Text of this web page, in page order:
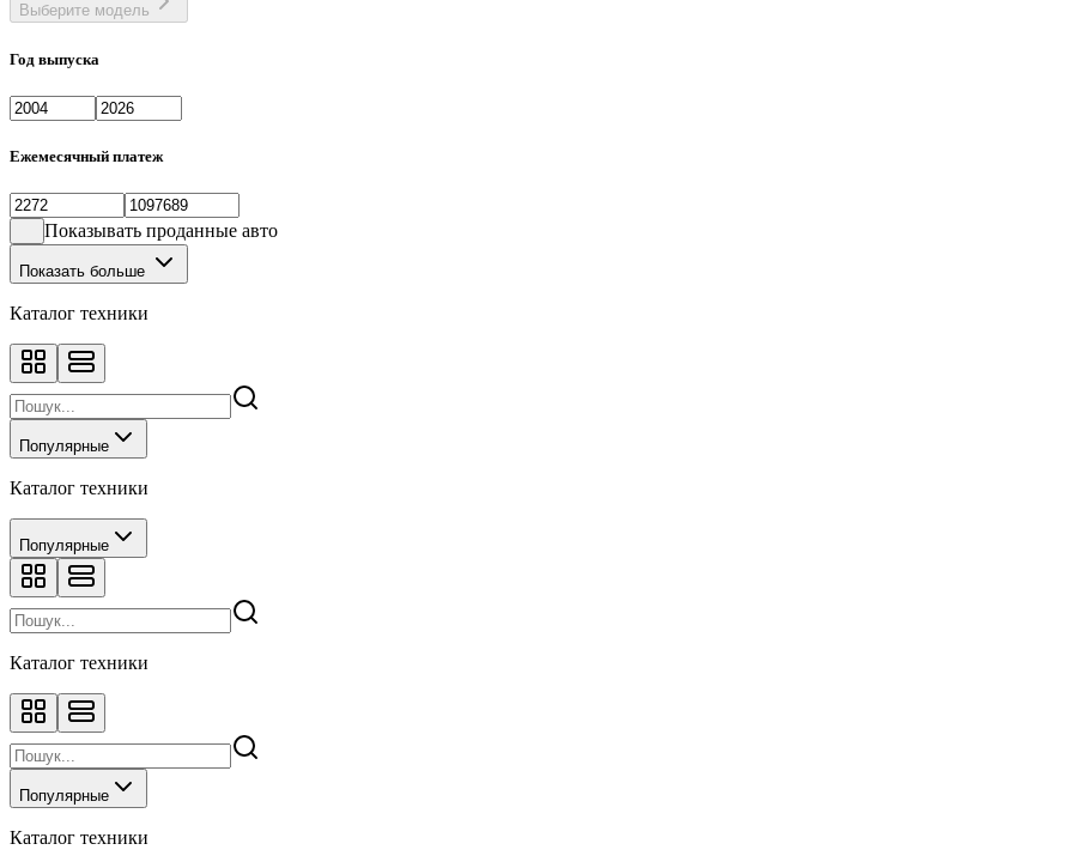
Выберите модель
Год выпуска
Ежемесячный платеж
Показывать проданные авто
Показать больше
Каталог техники
Популярные
Каталог техники
Популярные
Каталог техники
Популярные
Каталог техники